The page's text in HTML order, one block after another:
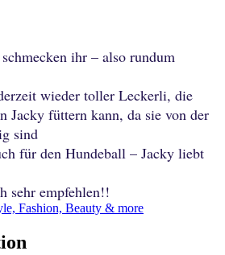
ihr – also rundum
wieder toller Leckerli, die
Jacky füttern kann, da sie von der
sind
für den Hundeball – Jacky liebt
sehr empfehlen!!